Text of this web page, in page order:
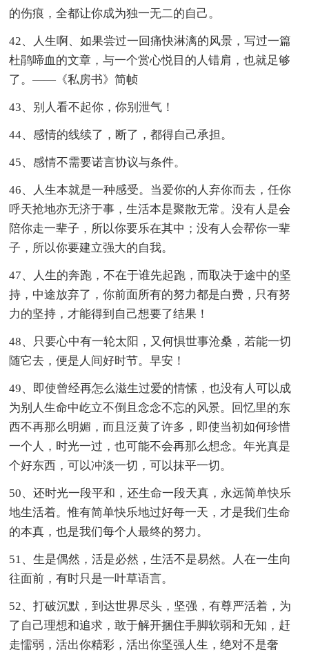
的伤痕，全都让你成为独一无二的自己。
42、人生啊、如果尝过一回痛快淋漓的风景，写过一篇
杜鹃啼血的文章，与一个赏心悦目的人错肩，也就足够
了。——《私房书》简帧
43、别人看不起你，你别泄气！
44、感情的线续了，断了，都得自己承担。
45、感情不需要诺言协议与条件。
46、人生本就是一种感受。当爱你的人弃你而去，任你
呼天抢地亦无济于事，生活本是聚散无常。没有人是会
陪你走一辈子，所以你要乐在其中；没有人会帮你一辈
子，所以你要建立强大的自我。
47、人生的奔跑，不在于谁先起跑，而取决于途中的坚
持，中途放弃了，你前面所有的努力都是白费，只有努
力的坚持，才能得到自己想要了结果！
48、只要心中有一轮太阳，又何惧世事沧桑，若能一切
随它去，便是人间好时节。早安！
49、即使曾经再怎么滋生过爱的情愫，也没有人可以成
为别人生命中屹立不倒且念念不忘的风景。回忆里的东
西不再那么明媚，而且泛黄了许多，即使当初如何珍惜
一个人，时光一过，也可能不会再那么想念。年光真是
个好东西，可以冲淡一切，可以抹平一切。
50、还时光一段平和，还生命一段天真，永远简单快乐
地生活着。惟有简单快乐地过好每一天，才是我们生命
的本真，也是我们每个人最终的努力。
51、生是偶然，活是必然，生活不是易然。人在一生向
往面前，有时只是一叶草语言。
52、打破沉默，到达世界尽头，坚强，有尊严活着，为
了自己理想和追求，敢于解开捆住手脚软弱和无知，赶
走懦弱，活出你精彩，活出你坚强人生，绝对不是奢